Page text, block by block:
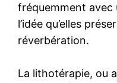
fréquemment avec
l’idée qu’elles
réverbération.
La lithotérapie, ou